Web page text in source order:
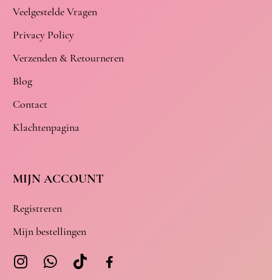
Veelgestelde Vragen
Privacy Policy
Verzenden & Retourneren
Blog
Contact
Klachtenpagina
MIJN ACCOUNT
Registreren
Mijn bestellingen